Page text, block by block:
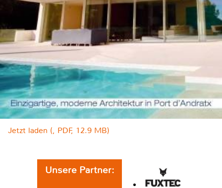
Jetzt laden (, PDF, 12.9 MB)
Unsere Partner: